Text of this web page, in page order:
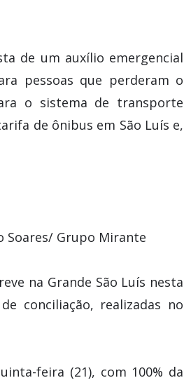
de um auxílio emergencial
pessoas que perderam o
o sistema de transporte
de ônibus em São Luís e,
Soares/ Grupo Mirante
na Grande São Luís nesta
conciliação, realizadas no
feira (21), com 100% da